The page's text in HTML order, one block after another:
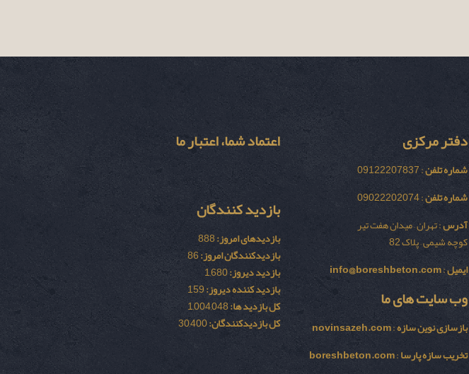
دفتر مرکزی
شماره تلفن: 09122207837
شماره تلفن: 09022202074
آدرس: تهران – میدان هفت تیر
کوچه شیمی – پلاک 82
ایمیل:
info@boreshbeton.com
وب سایت های ما
بازسازی نوين سازه:
novinsazeh.com
تخریب سازه پارسا:
boreshbeton.com
اعتماد شما، اعتبار ما
بازدید کنندگان
بازدیدهای امروز:888
بازدیدکنندگان امروز:86
بازدید دیروز:1,680
بازدید کننده دیروز:159
کل بازدید ها:1,004,048
کل بازدیدکنند‌گان:30,400